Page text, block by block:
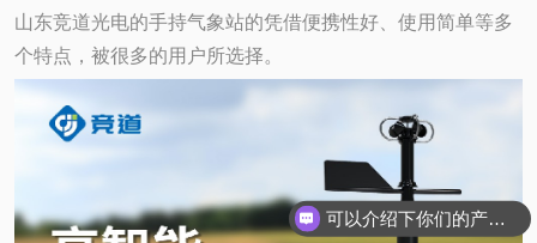
山东竞道光电的手持气象站的凭借便携性好、使用简单等多
个特点，被很多的用户所选择。
可以介绍下你们的产品么？